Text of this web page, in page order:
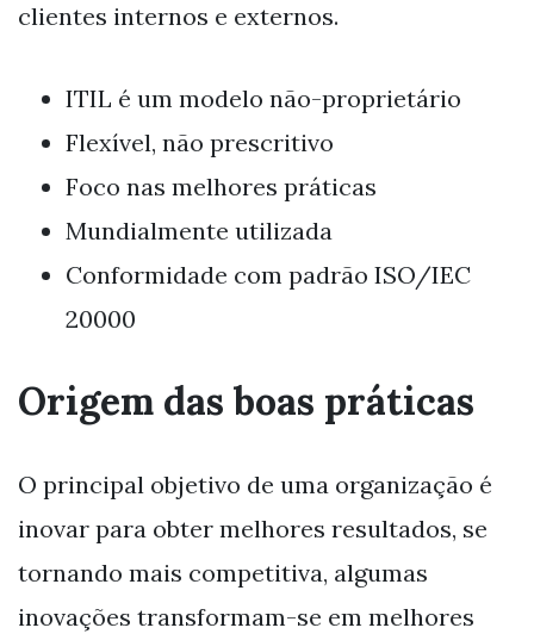
clientes internos e externos.
ITIL é um modelo não-proprietário
Flexível, não prescritivo
Foco nas melhores práticas
Mundialmente utilizada
Conformidade com padrão ISO/IEC
20000
Origem das boas práticas
O principal objetivo de uma organização é
inovar para obter melhores resultados, se
tornando mais competitiva, algumas
inovações transformam-se em melhores